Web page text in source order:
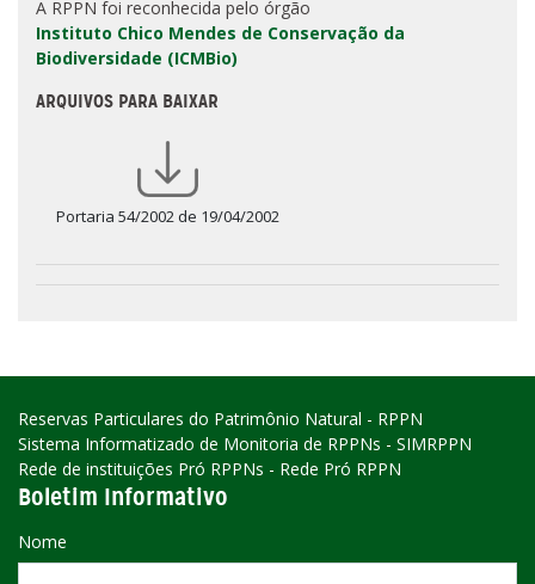
A RPPN foi reconhecida pelo órgão
Instituto Chico Mendes de Conservação da
Biodiversidade (ICMBio)
ARQUIVOS PARA BAIXAR
Portaria 54/2002 de 19/04/2002
Reservas Particulares do Patrimônio Natural - RPPN
Sistema Informatizado de Monitoria de RPPNs - SIMRPPN
Rede de instituições Pró RPPNs - Rede Pró RPPN
Boletim Informativo
Nome